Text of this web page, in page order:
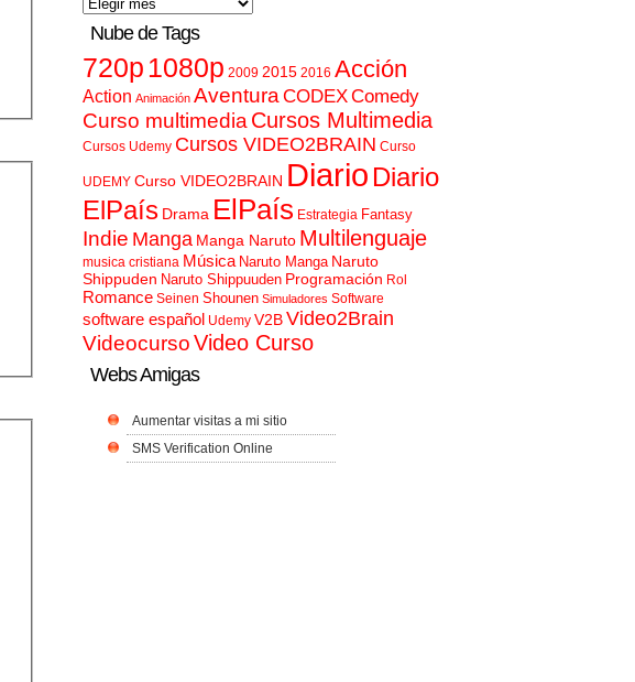
Nube de Tags
720p 1080p 2009 2015 2016 Acción
Action Animación AventuraCODEXComedy
Curso multimediaCursos Multimedia
Cursos Udemy Cursos VIDEO2BRAIN Curso
UDEMY Curso VIDEO2BRAIN Diario Diario
ElPaís Drama ElPaís Estrategia Fantasy
Indie Manga Manga Naruto Multilenguaje
musica cristiana Música Naruto Manga Naruto
Shippuden Naruto Shippuuden Programación Rol
Romance Seinen Shounen Simuladores Software
software español Udemy V2BVideo2Brain
VideocursoVideo Curso
Webs Amigas
Aumentar visitas a mi sitio
SMS Verification Online